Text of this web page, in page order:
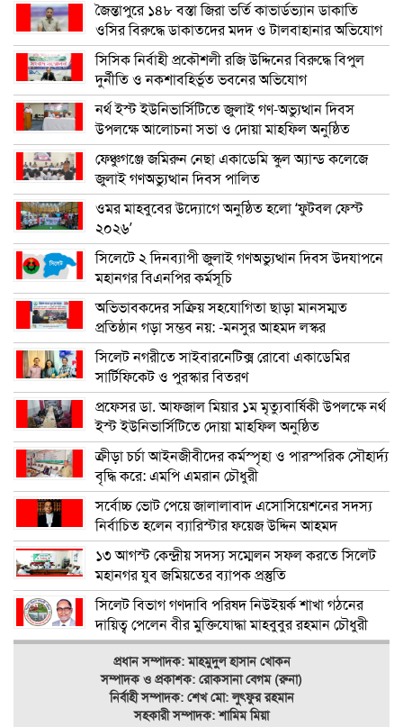
জৈন্তাপুরে ১৪৮ বস্তা জিরা ভর্তি কাভার্ডভ্যান ডাকাতি
ওসির বিরুদ্ধে ডাকাতদের মদদ ও টালবাহানার অভিযোগ
সিসিক নির্বাহী প্রকৌশলী রজি উদ্দিনের বিরুদ্ধে বিপুল
দুর্নীতি ও নকশাবহির্ভূত ভবনের অভিযোগ
নর্থ ইস্ট ইউনিভার্সিটিতে জুলাই গণ-অভ্যুত্থান দিবস
উপলক্ষে আলোচনা সভা ও দোয়া মাহফিল অনুষ্ঠিত
ফেঞ্চুগঞ্জে জমিরুন নেছা একাডেমি স্কুল অ্যান্ড কলেজে
জুলাই গণঅভ্যুত্থান দিবস পালিত
ওমর মাহবুবের উদ্যোগে অনুষ্ঠিত হলো ‘ফুটবল ফেস্ট
২০২৬’
সিলেটে ২ দিনব্যাপী জুলাই গণঅভ্যুত্থান দিবস উদযাপনে
মহানগর বিএনপির কর্মসূচি
অভিভাবকদের সক্রিয় সহযোগিতা ছাড়া মানসম্মত
প্রতিষ্ঠান গড়া সম্ভব নয়: -মনসুর আহমদ লস্কর
সিলেট নগরীতে সাইবারনেটিক্স রোবো একাডেমির
সার্টিফিকেট ও পুরস্কার বিতরণ
প্রফেসর ডা. আফজাল মিয়ার ১ম মৃত্যুবার্ষিকী উপলক্ষে নর্থ
ইস্ট ইউনিভার্সিটিতে দোয়া মাহফিল অনুষ্ঠিত
ক্রীড়া চর্চা আইনজীবীদের কর্মস্পৃহা ও পারস্পরিক সৌহার্দ্য
বৃদ্ধি করে: এমপি এমরান চৌধুরী
সর্বোচ্চ ভোট পেয়ে জালালাবাদ এসোসিয়েশনের সদস্য
নির্বাচিত হলেন ব্যারিস্টার ফয়েজ উদ্দিন আহমদ
১৩ আগস্ট কেন্দ্রীয় সদস্য সম্মেলন সফল করতে সিলেট
মহানগর যুব জমিয়তের ব্যাপক প্রস্তুতি
সিলেট বিভাগ গণদাবি পরিষদ নিউইয়র্ক শাখা গঠনের
দায়িত্ব পেলেন বীর মুক্তিযোদ্ধা মাহবুবুর রহমান চৌধুরী
প্রধান সম্পাদক: মাহমুদুল হাসান খোকন
সম্পাদক ও প্রকাশক: রোকসানা বেগম (রুনা)
নির্বাহী সম্পাদক: শেখ মো: লুৎফুর রহমান
সহকারী সম্পাদক: শামিম মিয়া